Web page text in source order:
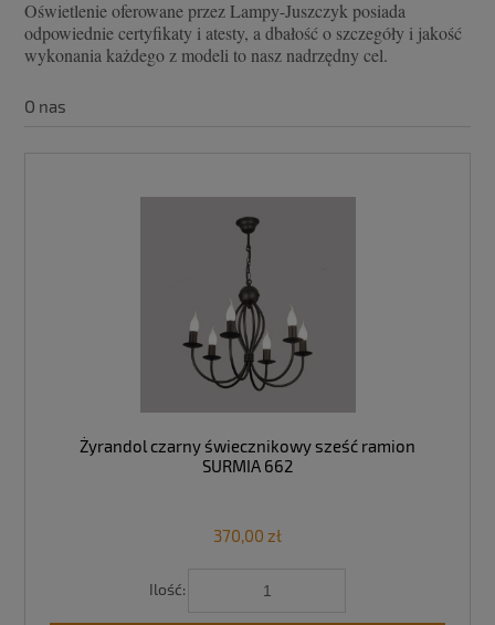
Oświetlenie oferowane przez Lampy-Juszczyk posiada
odpowiednie certyfikaty i atesty, a dbałość o szczegóły i jakość
wykonania każdego z modeli to nasz nadrzędny cel.
O nas
Żyrandol czarny świecznikowy sześć ramion
SURMIA 662
370,00 zł
Ilość: